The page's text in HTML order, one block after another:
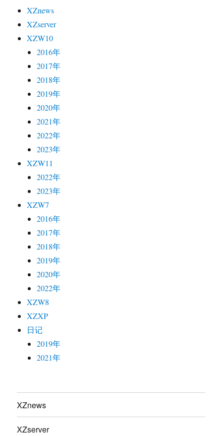
XZnews
XZserver
XZW10
2016年
2017年
2018年
2019年
2020年
2021年
2022年
2023年
XZW11
2022年
2023年
XZW7
2016年
2017年
2018年
2019年
2020年
2022年
XZW8
XZXP
日记
2019年
2021年
XZnews
XZserver